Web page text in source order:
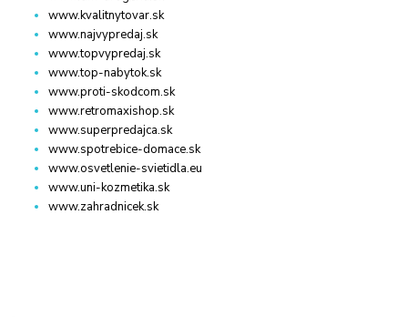
www.kvalitnytovar.sk
www.najvypredaj.sk
www.topvypredaj.sk
www.top-nabytok.sk
www.proti-skodcom.sk
www.retromaxishop.sk
www.superpredajca.sk
www.spotrebice-domace.sk
www.osvetlenie-svietidla.eu
www.uni-kozmetika.sk
www.zahradnicek.sk